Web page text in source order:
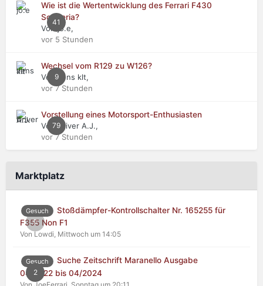
41
Wie ist die Wertentwicklung des Ferrari F430
Scuderia?
Von jo.e,
vor 5 Stunden
9
Wechsel vom R129 zu W126?
Von Jens klt,
vor 7 Stunden
79
Vorstellung eines Motorsport-Enthusiasten
Von Driver A.J.,
vor 7 Stunden
Marktplatz
0
Gesuch
Stoßdämpfer-Kontrollschalter Nr. 165255 für
F355 Non F1
Von Lowdi, Mittwoch um 14:05
2
Gesuch
Suche Zeitschrift Maranello Ausgabe
04/2022 bis 04/2024